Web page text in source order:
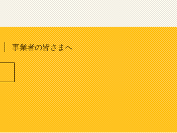
事業者の皆さまへ